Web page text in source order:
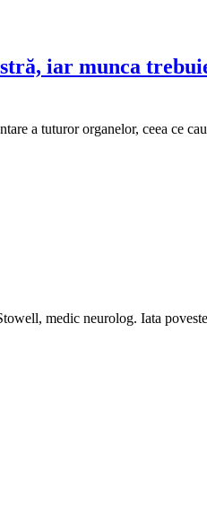
iar munca
a tuturor organelor, ceea ce
medic neurolog. Iata